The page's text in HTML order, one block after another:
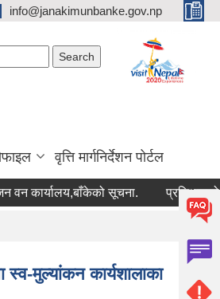
info@janakimunbanke.gov.np
वृत्ति मार्गनिर्देशन पोर्टल
सूचना. प्रशिक्षकको सूची
मुल्यांकन कार्यशालाका